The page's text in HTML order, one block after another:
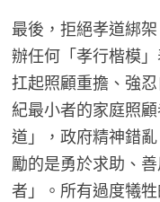
最後，拒絕孝道綁
辦任何「孝行楷模
扛起照顧重擔、強
紀最小者的家庭照
道」，政府精神錯
勵的是勇於求助、
者」。所有過度犧